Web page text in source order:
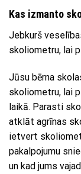
Kas izmanto
Jebkurš
skoliometru, lai
Jūsu bērna
skoliometru, lai
laikā. Parasti
atklāt agrīnas
ietvert
pakalpojumu
un kad jums